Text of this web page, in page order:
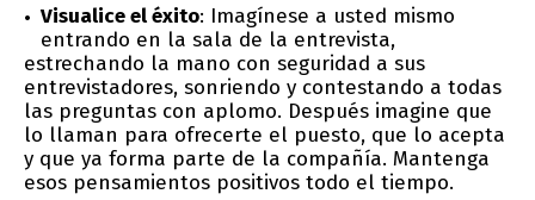
Visualice el éxito: Imagínese a usted mismo
entrando en la sala de la entrevista,
estrechando la mano con seguridad a sus
entrevistadores, sonriendo y contestando a todas
las preguntas con aplomo. Después imagine que
lo llaman para ofrecerte el puesto, que lo acepta
y que ya forma parte de la compañía. Mantenga
esos pensamientos positivos todo el tiempo.